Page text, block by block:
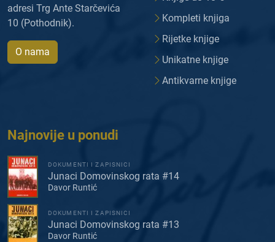
adresi Trg Ante Starčevića
10 (Pothodnik).
O nama
Kompleti knjiga
Rijetke knjige
Unikatne knjige
Antikvarne knjige
Najnovije u ponudi
DOKUMENTI I ZAPISNICI
Junaci Domovinskog rata #14
Davor Runtić
DOKUMENTI I ZAPISNICI
Junaci Domovinskog rata #13
Davor Runtić